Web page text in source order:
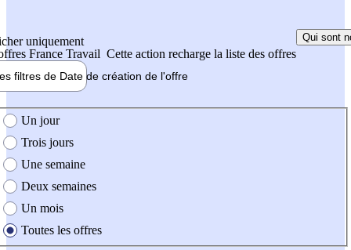
uniquement
France Travail Cette action recharge la liste des offres
Qui sont
filtres de Date de création de l'offre
création de l'offre
Un jour
Trois jours
Une semaine
Deux semaines
Un mois
Toutes les offres